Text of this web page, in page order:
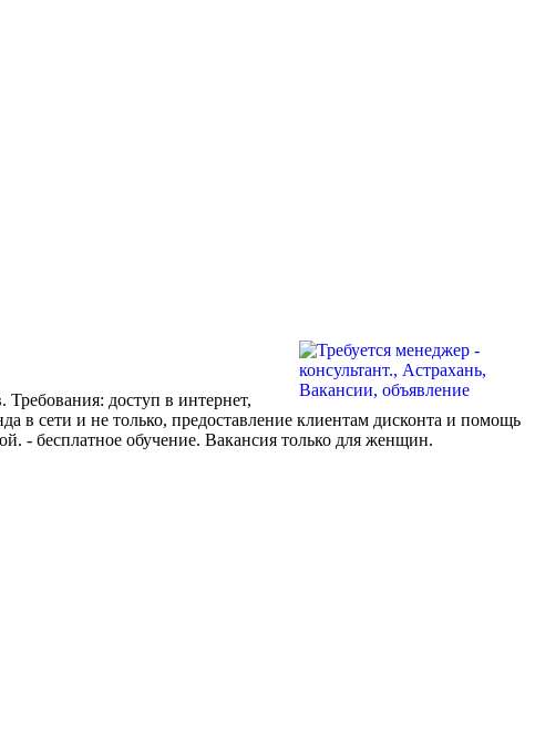
доступ в интернет,
в сети и не только, предоставление клиентам дисконта и помощь
- бесплатное обучение. Вакансия только для женщин.